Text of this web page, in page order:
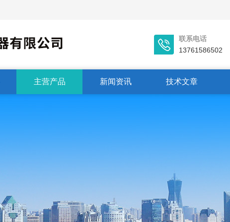
联系电话
13761586502
主营产品 新闻资讯 技术文章